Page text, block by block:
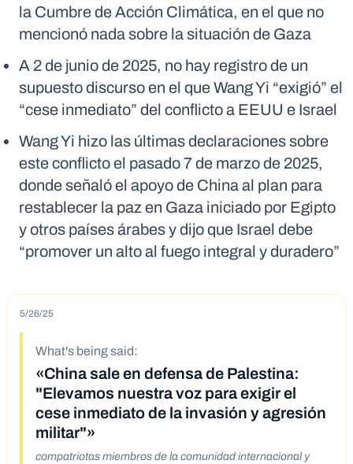
la Cumbre de Acción Climática, en el que no
mencionó nada sobre la situación de Gaza
A 2 de junio de 2025, no hay registro de un
supuesto discurso en el que Wang Yi “exigió” el
“cese inmediato” del conflicto a EEUU e Israel
Wang Yi hizo las últimas declaraciones sobre
este conflicto el pasado 7 de marzo de 2025,
donde señaló el apoyo de China al plan para
restablecer la paz en Gaza iniciado por Egipto
y otros países árabes y dijo que Israel debe
“promover un alto al fuego integral y duradero”
5/26/25
What's being said:
«China sale en defensa de Palestina:
"Elevamos nuestra voz para exigir el
cese inmediato de la invasión y agresión
militar"»
compatriotas miembros de la comunidad internacional y